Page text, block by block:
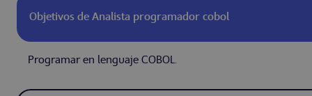
Objetivos de Analista programador cobol
Programar en lenguaje COBOL.